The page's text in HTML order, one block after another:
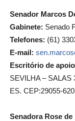
Senador Marcos
Gabinete: Senado
Telefones: (61)
E-mail:
Escritório de apoio
SEVILHA – SALAS
ES. CEP:29055-620
Senadora Rose de